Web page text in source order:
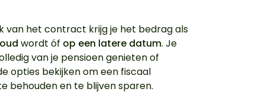
van het contract krijg je het bedrag als
wordt óf op een latere datum. Je
van je pensioen genieten of
opties bekijken om een fiscaal
behouden en te blijven sparen.